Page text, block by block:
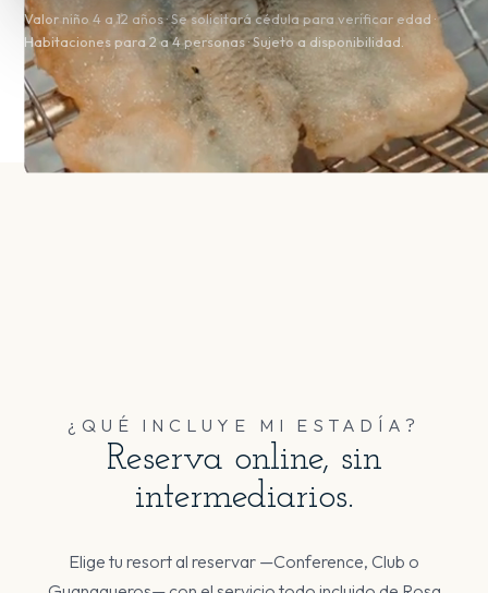
Valor niño 4 a 12 años · Se solicitará cédula para verificar edad ·
Habitaciones para 2 a 4 personas · Sujeto a disponibilidad.
¿QUÉ INCLUYE MI ESTADÍA?
Reserva online, sin
intermediarios.
Elige tu resort al reservar —Conference, Club o